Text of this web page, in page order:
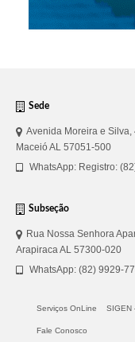
Sede
Avenida Moreira e Silva,
Maceió AL 57051-500
WhatsApp: Registro:
Subseção
Rua Nossa Senhora
Arapiraca AL 57300-020
WhatsApp: (82) 9929-
Serviços OnLine SIGEN
Fale Conosco